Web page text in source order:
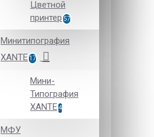
Цветной
принтер 57
Минитипография
XANTE17
Мини-
Типография
XANTE4
МФУ